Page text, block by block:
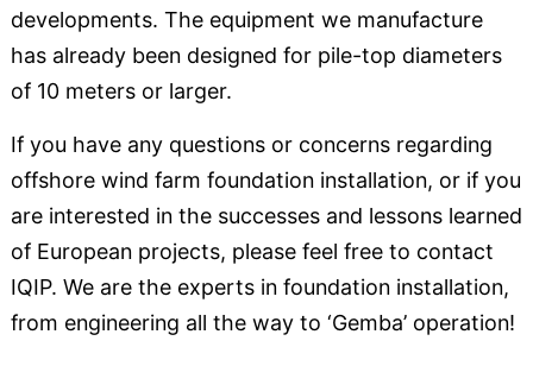
developments. The equipment we manufacture
has already been designed for pile-top diameters
of 10 meters or larger.
If you have any questions or concerns regarding
offshore wind farm foundation installation, or if you
are interested in the successes and lessons learned
of European projects, please feel free to contact
IQIP. We are the experts in foundation installation,
from engineering all the way to ‘Gemba’ operation!